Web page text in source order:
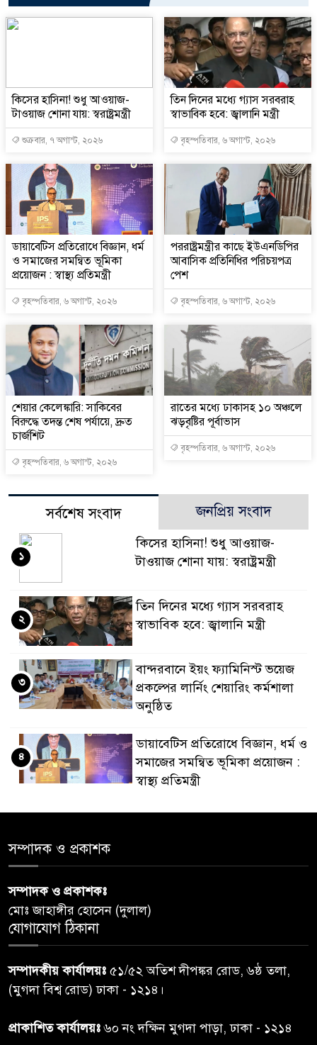
কিসের হাসিনা! শুধু আওয়াজ-
টাওয়াজ শোনা যায়: স্বরাষ্ট্রমন্ত্রী
শুক্রবার, ৭ অগাস্ট, ২০২৬
তিন দিনের মধ্যে গ্যাস সরবরাহ
স্বাভাবিক হবে: জ্বালানি মন্ত্রী
বৃহস্পতিবার, ৬ অগাস্ট, ২০২৬
ডায়াবেটিস প্রতিরোধে বিজ্ঞান, ধর্ম
ও সমাজের সমন্বিত ভূমিকা
প্রয়োজন : স্বাস্থ্য প্রতিমন্ত্রী
বৃহস্পতিবার, ৬ অগাস্ট, ২০২৬
পররাষ্ট্রমন্ত্রীর কা‌ছে ইউএনডিপির
আবাসিক প্রতিনিধির পরিচয়পত্র
পেশ
বৃহস্পতিবার, ৬ অগাস্ট, ২০২৬
শেয়ার কেলেঙ্কারি: সাকিবের
বিরুদ্ধে তদন্ত শেষ পর্যায়ে, দ্রুত
চার্জশিট
বৃহস্পতিবার, ৬ অগাস্ট, ২০২৬
রাতের মধ্যে ঢাকাসহ ১০ অঞ্চলে
ঝড়বৃষ্টির পূর্বাভাস
বৃহস্পতিবার, ৬ অগাস্ট, ২০২৬
সর্বশেষ সংবাদ জনপ্রিয় সংবাদ
কিসের হাসিনা! শুধু আওয়াজ-
টাওয়াজ শোনা যায়: স্বরাষ্ট্রমন্ত্রী
১
তিন দিনের মধ্যে গ্যাস সরবরাহ
স্বাভাবিক হবে: জ্বালানি মন্ত্রী
২
বান্দরবানে ইয়ং ফ্যামিনিস্ট ভয়েজ
প্রকল্পের লার্নিং শেয়ারিং কর্মশালা
অনুষ্ঠিত
৩
ডায়াবেটিস প্রতিরোধে বিজ্ঞান, ধর্ম ও
সমাজের সমন্বিত ভূমিকা প্রয়োজন :
স্বাস্থ্য প্রতিমন্ত্রী
৪
তদন্ত শেষ পর্যায়ে, দ্রুত চার্জশিট
৬
ঝড়বৃষ্টির পূর্বাভাস
৭
প্রধানমন্ত্রীর সঙ্গে দেখা করে স্বপ্নপূরণ
অনুশ্রীর, মিলল হারমোনিয়াম
৮
সম্পাদক ও প্রকাশক
সম্পাদক ও প্রকাশকঃ
মোঃ জাহাঙ্গীর হোসেন (দুলাল)
যোগাযোগ ঠিকানা
সম্পাদকীয় কার্যালয়ঃ ৫১/৫২ অতিশ দীপঙ্কর রোড, ৬ষ্ঠ তলা,
(মুগদা বিশ্ব রোড) ঢাকা - ১২১৪।
প্রাকাশিত কার্যালয়ঃ৬০ নং দক্ষিন মুগদা পাড়া, ঢাকা - ১২১৪